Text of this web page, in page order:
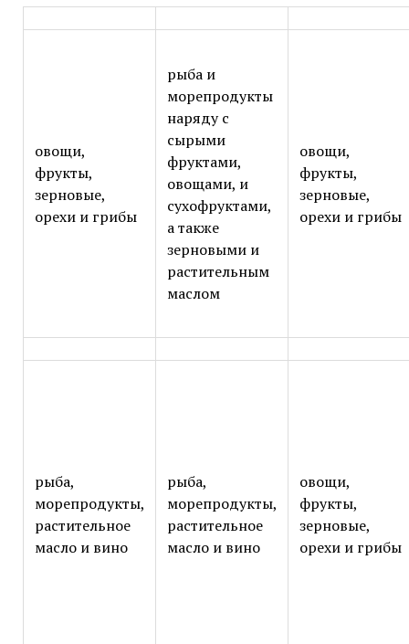
овощи,
фрукты,
зерновые,
орехи и грибы
рыба и
морепродукты
наряду с
сырыми
фруктами,
овощами, и
сухофруктами,
а также
зерновыми и
растительным
маслом
овощи,
фрукты,
зерновые,
орехи и грибы
рыба,
морепродукты,
растительное
масло и вино
рыба,
морепродукты,
растительное
масло и вино
овощи,
фрукты,
зерновые,
орехи и грибы